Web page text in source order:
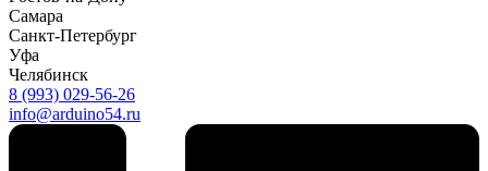
Самара
Санкт-Петербург
Уфа
Челябинск
8 (993) 029-56-26
info@arduino54.ru